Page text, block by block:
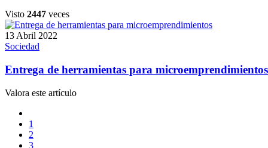
Visto 2447 veces
13 Abril 2022
Sociedad
Entrega de herramientas para microemprendimientos
Valora este artículo
1
2
3